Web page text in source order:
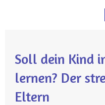
Soll dein Kind
lernen? Der
Eltern